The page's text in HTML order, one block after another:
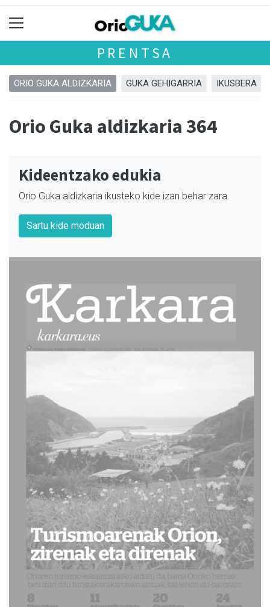
PRENTSA
ORIO GUKA ALDIZKARIA GUKA GEHIGARRIA IKUSBERA
Orio Guka aldizkaria 364
Kideentzako edukia
Orio Guka aldizkaria ikusteko kide izan behar zara.
Sartu kide moduan